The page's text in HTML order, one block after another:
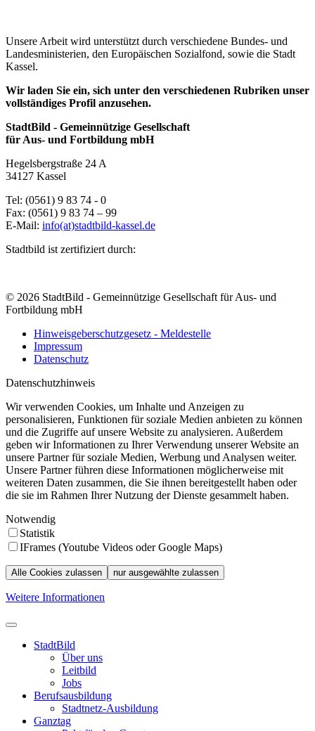
Unsere Arbeit wird unterstützt durch verschiedene Bundes- und
Landesministerien, den Europäischen Sozialfond, sowie die Stadt
Kassel.
Wir laden Sie ein, sich unter den verschiedenen Rubriken unser
vollständiges Profil anzusehen.
StadtBild - Gemeinnützige Gesellschaft
für Aus- und Fortbildung mbH
Hegelsbergstraße 24 A
34127 Kassel
Tel: (0561) 9 83 74 - 0
Fax: (0561) 9 83 74 – 99
E-Mail: info(at)stadtbild-kassel.de
Stadtbild ist zertifiziert durch:
© 2026 StadtBild - Gemeinnützige Gesellschaft für Aus- und
Fortbildung mbH
Hinweisgeberschutzgesetz - Meldestelle
Impressum
Datenschutz
Datenschutzhinweis
Wir verwenden Cookies, um Inhalte und Anzeigen zu
personalisieren, Funktionen für soziale Medien anbieten zu können
und die Zugriffe auf unsere Website zu analysieren. Außerdem
geben wir Informationen zu Ihrer Verwendung unserer Website an
unsere Partner für soziale Medien, Werbung und Analysen weiter.
Unsere Partner führen diese Informationen möglicherweise mit
weiteren Daten zusammen, die Sie ihnen bereitgestellt haben oder
die sie im Rahmen Ihrer Nutzung der Dienste gesammelt haben.
Notwendig
Statistik
IFrames (Youtube Videos oder Google Maps)
Alle Cookies zulassen nur ausgewählte zulassen
Weitere Informationen
StadtBild
Über uns
Leitbild
Jobs
Berufsausbildung
Stadtnetz-Ausbildung
Ganztag